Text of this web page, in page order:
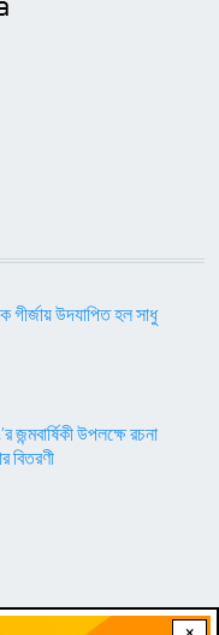
গীর্জায় উদযাপিত হল সাধু
জন্মবার্ষিকী উপলক্ষে রচনা
বিতরণী